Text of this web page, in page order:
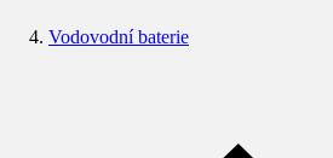
Vodovodní baterie